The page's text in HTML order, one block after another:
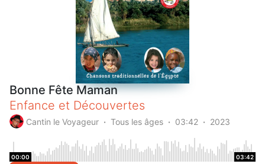
Bonne Fête Maman
Enfance et Découvertes
Cantin le Voyageur Tous les âges 03:42 2023
00:00 03:42